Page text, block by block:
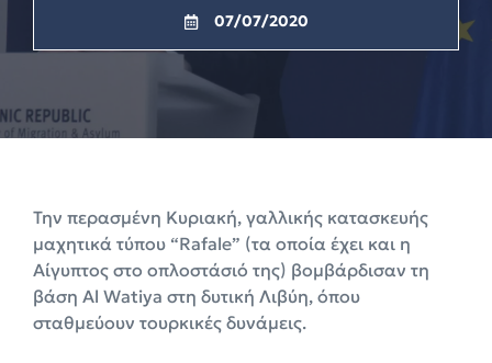
07/07/2020
Την περασμένη Κυριακή, γαλλικής κατασκευής
μαχητικά τύπου “Rafale” (τα οποία έχει και η
Αίγυπτος στο οπλοστάσιό της) βομβάρδισαν τη
βάση Al Watiya στη δυτική Λιβύη, όπου
σταθμεύουν τουρκικές δυνάμεις.